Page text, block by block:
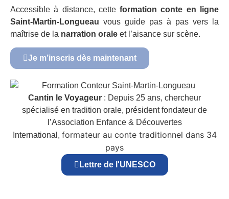
Accessible à distance, cetteformation conte en ligne
Saint-Martin-Longueau vous guide pas à pas vers la
maîtrise de la narration orale et l’aisance sur scène.
Je m’inscris dès maintenant
Cantin le Voyageur : Depuis 25 ans, chercheur
spécialisé en tradition orale, président fondateur de
l’Association Enfance & Découvertes
International, formateur au conte traditionnel dans 34
pays
Lettre de l'UNESCO